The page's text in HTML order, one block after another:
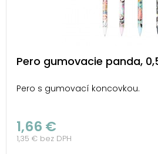
Pero gumovacie panda,
Pero s gumovací koncovkou.
1,66 €
1,35 € bez DPH